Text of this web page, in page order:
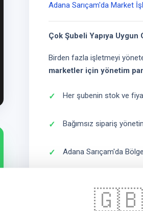
Adana Sarıçam'da Market
Çok Şubeli Yapıya
Birden fazla işletmeyi
marketler için yönetim
Her şubenin stok ve
Bağımsız sipariş
Adana Sarıçam'da
Bu yapı özellikleyerel
🇬🇧